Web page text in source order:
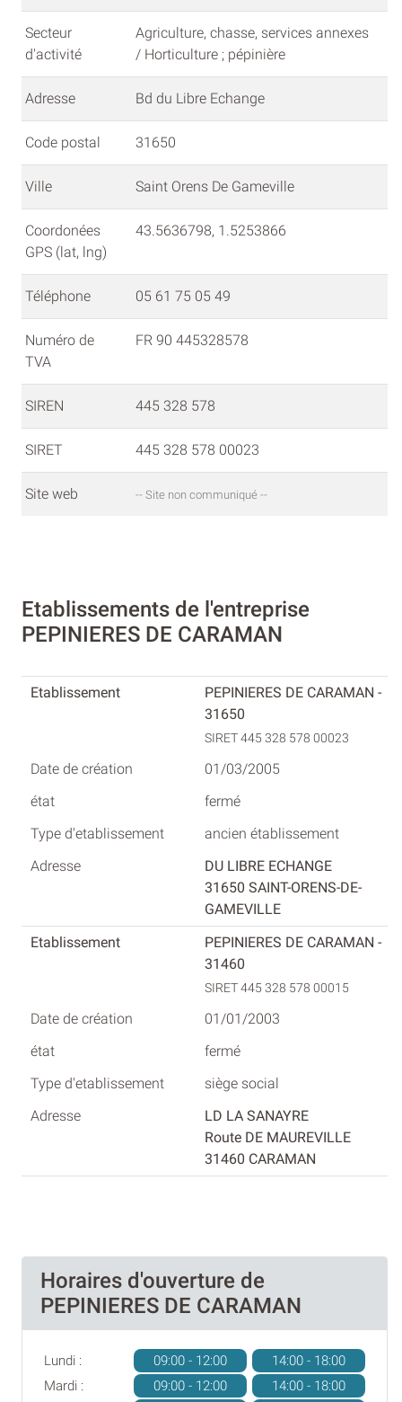
Secteur
d'activité
Agriculture, chasse, services annexes
/ Horticulture ; pépinière
Adresse Bd du Libre Echange
Code postal 31650
Ville Saint Orens De Gameville
Coordonées
GPS (lat, lng)
43.5636798, 1.5253866
Téléphone 05 61 75 05 49
Numéro de
TVA
FR 90 445328578
SIREN 445 328 578
SIRET 445 328 578 00023
Site web -- Site non communiqué --
Etablissements de l'entreprise
PEPINIERES DE CARAMAN
PEPINIERES DE CARAMAN -
31650
SIRET 445 328 578 00023
01/03/2005
fermé
ancien établissement
DU LIBRE ECHANGE
31650 SAINT-ORENS-DE-
GAMEVILLE
PEPINIERES DE CARAMAN -
31460
SIRET 445 328 578 00015
01/01/2003
fermé
siège social
LD LA SANAYRE
Route DE MAUREVILLE
31460 CARAMAN
Horaires d'ouverture de
PEPINIERES DE CARAMAN
Lundi : 09:00 - 12:00
14:00 - 18:00
Mardi :
09:00 - 12:00
14:00 - 18:00